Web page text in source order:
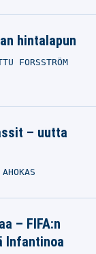
hintalapun
FORSSTRÖM
– uutta
– FIFA:n
Infantinoa